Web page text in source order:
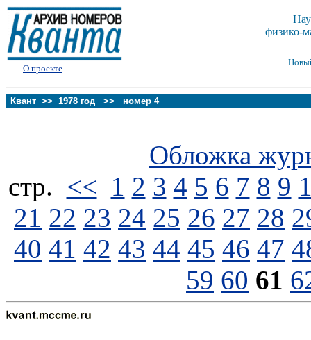
О проекте
физико-
Квант >> 1978 год >> номер 4
Обложка
стp. << 1 2 3 4 5 6 7 8 9
21 22 23 24 25 26 27 28
40 41 42 43 44 45 46 47
59 60 61